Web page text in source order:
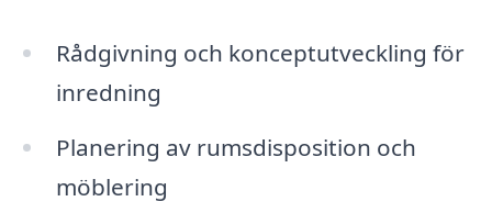
Rådgivning och konceptutveckling för
inredning
Planering av rumsdisposition och
möblering